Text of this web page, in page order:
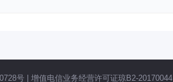
号 增值电信业务经营许可证琼B2-20170044